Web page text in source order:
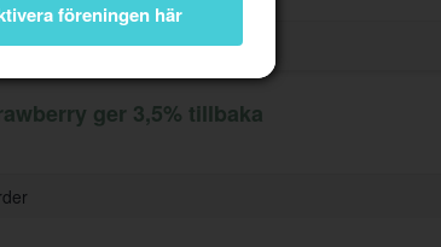
föreningen här
ger 3,5% tillbaka